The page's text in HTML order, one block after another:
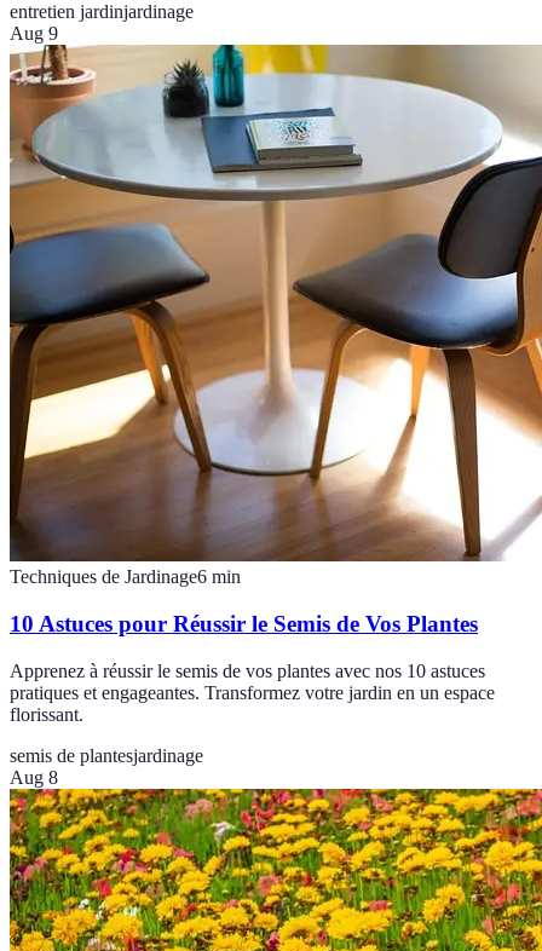
entretien jardinjardinage
Aug 9
Techniques de Jardinage6 min
10 Astuces pour Réussir le Semis de Vos Plantes
Apprenez à réussir le semis de vos plantes avec nos 10 astuces
pratiques et engageantes. Transformez votre jardin en un espace
florissant.
semis de plantesjardinage
Aug 8